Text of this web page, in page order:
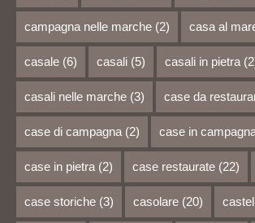
campagna nelle marche (2) casa al
casale (6) casali (5) casali in pietra
casali nelle marche (3) case da
case di campagna (2) case in
case in pietra (2) case restaurate (22)
case storiche (3) casolare (20)